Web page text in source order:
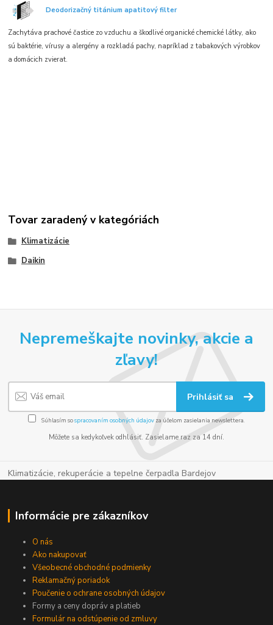
Deodorizačný titánium apatitový filter
Zachytáva prachové častice zo vzduchu a škodlivé organické chemické látky, ako
sú baktérie, vírusy a alergény a rozkladá pachy, napríklad z tabakových výrobkov
a domácich zvierat.
Tovar zaradený v kategóriách
Klimatizácie
Daikin
Nepremeškajte novinky, akcie a
zľavy!
Prihlásiť sa
Súhlasím sospracovaním osobných údajov za účelom zasielania newslettera.
Môžete sa kedykoľvek odhlásiť. Zasielame raz za 14 dní.
Klimatizácie, rekuperácie a tepelne čerpadla Bardejov
Informácie pre zákazníkov
O nás
Ako nakupovať
Všeobecné obchodné podmienky
Reklamačný poriadok
Poučenie o ochrane osobných údajov
Formy a ceny dopráv a platieb
Formulár na odstúpenie od zmluvy